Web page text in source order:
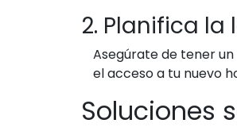
2. Planifica
Asegúrate de tener
el acceso a tu nuevo
Soluciones